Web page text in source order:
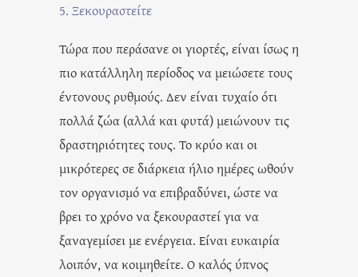
5. Ξεκουραστείτε
Τώρα που περάσανε οι γιορτές, είναι ίσως η
πιο κατάλληλη περίοδος να μειώσετε τους
έντονους ρυθμούς. Δεν είναι τυχαίο ότι
πολλά ζώα (αλλά και φυτά) μειώνουν τις
δραστηριότητες τους. Το κρύο και οι
μικρότερες σε διάρκεια ήλιο ημέρες ωθούν
τον οργανισμό να επιβραδύνει, ώστε να
βρει το χρόνο να ξεκουραστεί για να
ξαναγεμίσει με ενέργεια. Είναι ευκαιρία
λοιπόν, να κοιμηθείτε. Ο καλός ύπνος